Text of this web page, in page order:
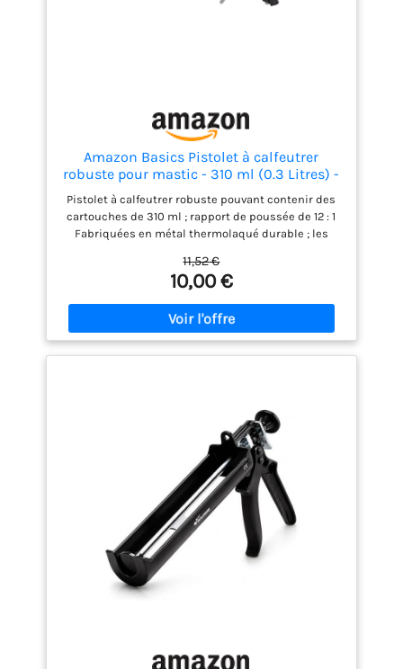
Amazon Basics Pistolet à calfeutrer
robuste pour mastic - 310 ml (0.3 Litres) -
Rapport de poussée 12:1, manche en
aluminium avec support antidérapant en
plastique, Bleu/Gris
Pistolet à calfeutrer robuste pouvant contenir des
cartouches de 310 ml ; rapport de poussée de 12 : 1
Fabriquées en métal thermolaqué durable ; les
au cadre rotatif en acier du pistolet Poignée en
aluminium avec poignée de support en plastique et
gâchette en aluminium ; poignées ergonomiques
recouvertes de caoutchouc permettant une
utilisation confortable tout au long de la journée Le
mécanisme silencieux empêche le bruit de
Dimensions : 36 x 18.8 x 5.72 cm (LxWxH) Lorsque la
gâchette devient trop difficile à presser, le produit
d'étanchéité à l'intérieur peut être séché. N'appuyez
pas de force sur la gâchette et ne rechargez pas le
nouveau produit d'étanchéité Tenir à distance des
enfants
11,52 €
10,00 €